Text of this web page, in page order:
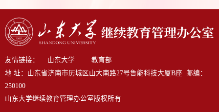
友情链接： 山东大学
教育部
地 址：山东省济南市历城区山大南路27号鲁能科技大厦B座
邮编：
250100
山东大学继续教育管理办公室版权所有